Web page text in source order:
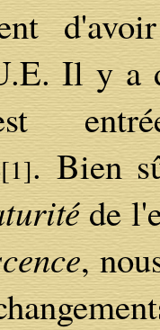
Il y a
[1]. Bien
de
,